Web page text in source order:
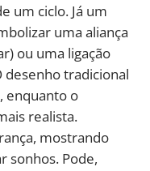
um ciclo. Já um
uma aliança
ou uma ligação
desenho tradicional
enquanto o
realista.
mostrando
sonhos. Pode,